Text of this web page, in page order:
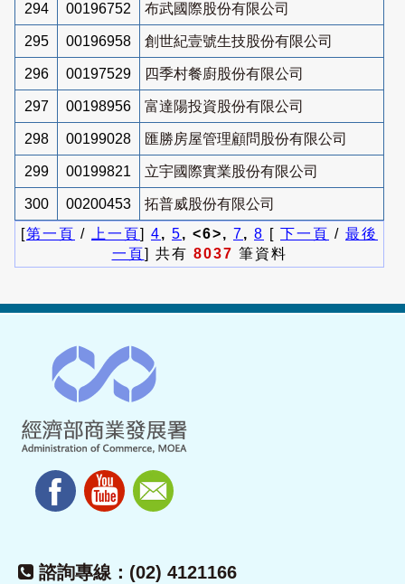
294 00196752 布武國際股份有限公司
295 00196958 創世紀壹號生技股份有限公司
296 00197529 四季村餐廚股份有限公司
297 00198956 富達陽投資股份有限公司
298 00199028 匯勝房屋管理顧問股份有限公司
299 00199821 立宇國際實業股份有限公司
300 00200453
拓普威股份有限公司
[第一頁 / 上一頁] 4, 5, <6>, 7, 8 [ 下一頁 / 最後
一頁] 共有 8037 筆資料
諮詢專線：(02) 4121166